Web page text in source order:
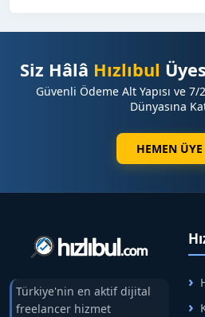
Siz Hâlâ Hızlıbul
Güvenli Ödeme Alt Yapısı ve
Dünyasına
HEMEN
Türkiye'nin en aktif dijital
freelancer hizmet